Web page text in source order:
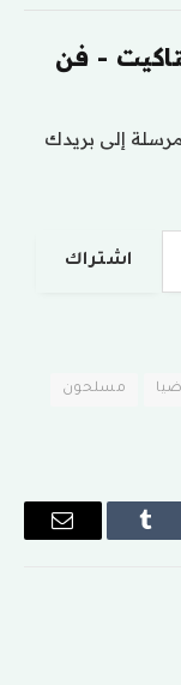
- فن
إلى بريدك
اشتراك
مسلحون
Tumblr
البريد